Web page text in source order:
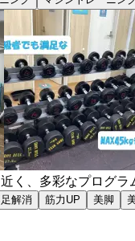
く、多彩なプログ
解消 筋力UP 美脚